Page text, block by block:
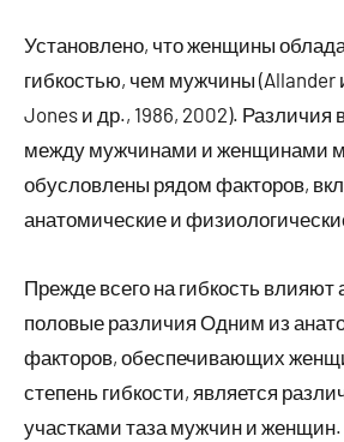
Установлено, что женщины
гибкостью, чем мужчины (Allander
Jones и др., 1986, 2002). Различия
между мужчинами и женщинами
обусловлены рядом факторов,
анатомические и
Прежде всего на гибкость влияют
половые различия Одним из
факторов, обеспечивающих
степень гибкости, является
участками таза мужчин и женщин.